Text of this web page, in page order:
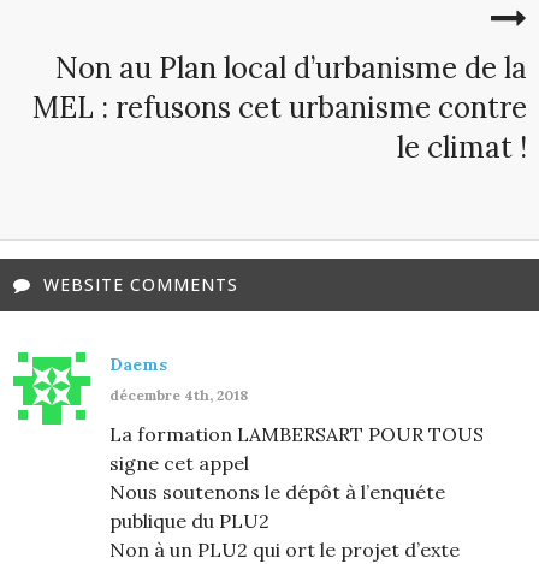
Non au Plan local d’urbanisme de la
MEL : refusons cet urbanisme contre
le climat !
WEBSITE COMMENTS
Daems
décembre 4th, 2018
La formation LAMBERSART POUR TOUS
signe cet appel
Nous soutenons le dépôt à l’enquéte
publique du PLU2
Non à un PLU2 qui ort le projet d’exte